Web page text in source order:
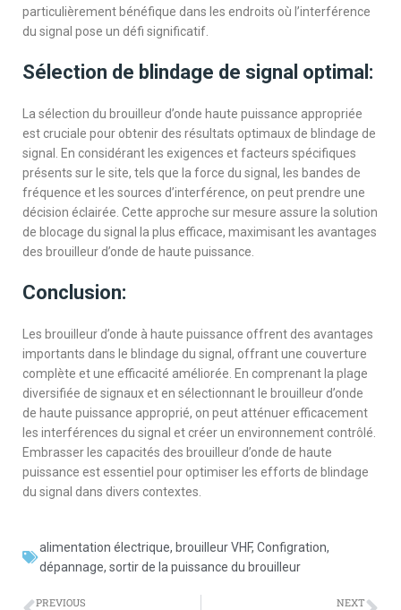
particulièrement bénéfique dans les endroits où l’interférence
du signal pose un défi significatif.
Sélection de blindage de signal optimal:
La sélection du brouilleur d’onde haute puissance appropriée
est cruciale pour obtenir des résultats optimaux de blindage de
signal. En considérant les exigences et facteurs spécifiques
présents sur le site, tels que la force du signal, les bandes de
fréquence et les sources d’interférence, on peut prendre une
décision éclairée. Cette approche sur mesure assure la solution
de blocage du signal la plus efficace, maximisant les avantages
des brouilleur d’onde de haute puissance.
Conclusion:
Les brouilleur d’onde à haute puissance offrent des avantages
importants dans le blindage du signal, offrant une couverture
complète et une efficacité améliorée. En comprenant la plage
diversifiée de signaux et en sélectionnant le brouilleur d’onde
de haute puissance approprié, on peut atténuer efficacement
les interférences du signal et créer un environnement contrôlé.
Embrasser les capacités des brouilleur d’onde de haute
puissance est essentiel pour optimiser les efforts de blindage
du signal dans divers contextes.
alimentation électrique, brouilleur VHF, Configration,
dépannage, sortir de la puissance du brouilleur
PREVIOUS NEXT